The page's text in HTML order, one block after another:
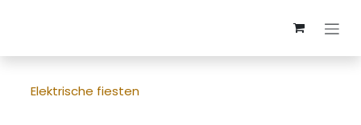
Elektrische fiesten